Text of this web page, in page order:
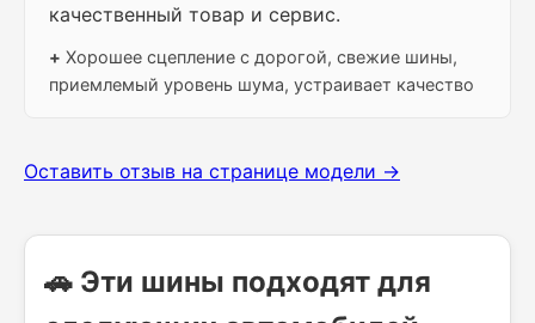
качественный товар и сервис.
+ Хорошее сцепление с дорогой, свежие шины,
приемлемый уровень шума, устраивает качество
Оставить отзыв на странице модели →
🚗 Эти шины подходят для